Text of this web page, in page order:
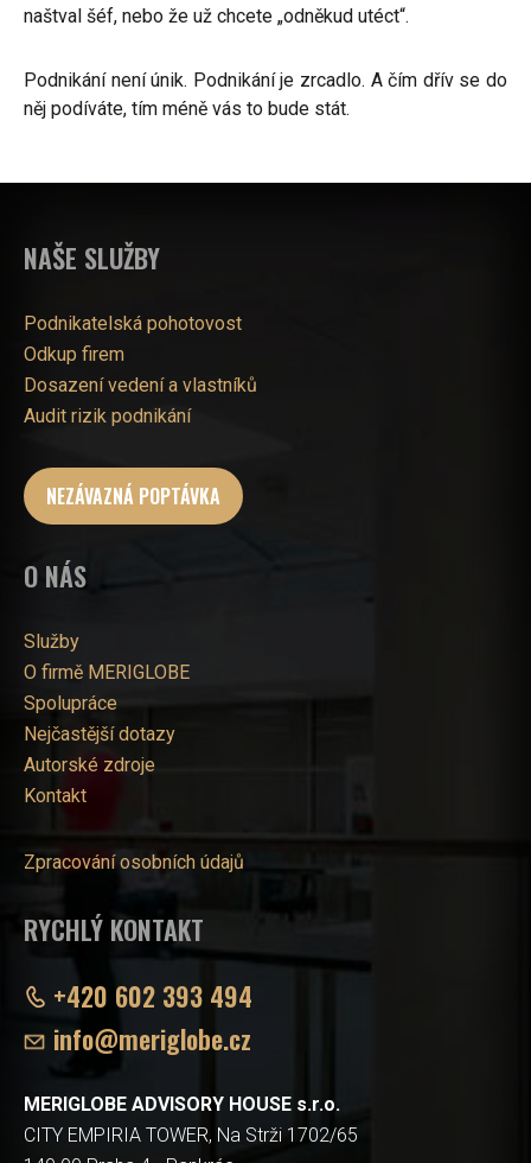
naštval šéf, nebo že už chcete „odněkud utéct“.
Podnikání není únik. Podnikání je zrcadlo. A čím dřív se do
něj podíváte, tím méně vás to bude stát.
NAŠE SLUŽBY
Podnikatelská pohotovost
Odkup firem
Dosazení vedení a vlastníků
Audit rizik podnikání
NEZÁVAZNÁ POPTÁVKA
O NÁS
Služby
O firmě MERIGLOBE
Spolupráce
Nejčastější dotazy
Autorské zdroje
Kontakt
Zpracování osobních údajů
RYCHLÝ KONTAKT
+420 602 393 494
info@meriglobe.cz
MERIGLOBE ADVISORY HOUSE s.r.o.
CITY EMPIRIA TOWER, Na Strži 1702/65